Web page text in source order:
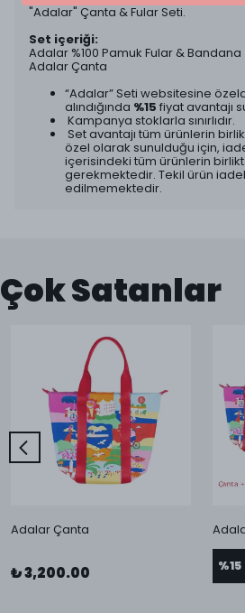
"Adalar" Çanta & Fular Seti.
Set içeriği:
Adalar %100 Pamuk Fular & Bandana
Adalar Çanta
“Adalar” Seti websitesine
alındığında %15 fiyat avantajı
Kampanya stoklarla sınırlıdır.
Set avantajı tüm ürünlerin
özel olarak sunulduğu için,
içerisindeki tüm ürünlerin
gerekmektedir. Tekil ürün
edilmemektedir.
Çok Satanlar
Adalar Çanta
₺ 3,200.00 %15